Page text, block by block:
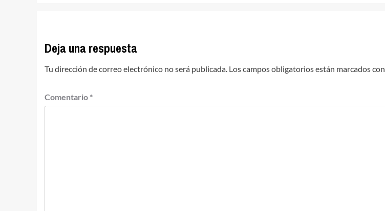
Deja una respuesta
Tu dirección de correo electrónico no será publicada. Los campos obligatorios están marcados con
Comentario *